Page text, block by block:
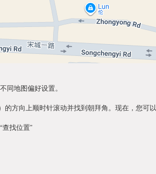
同地图偏好设置。
方向上顺时针滚动并找到朝拜角。现在，您可
找位置”